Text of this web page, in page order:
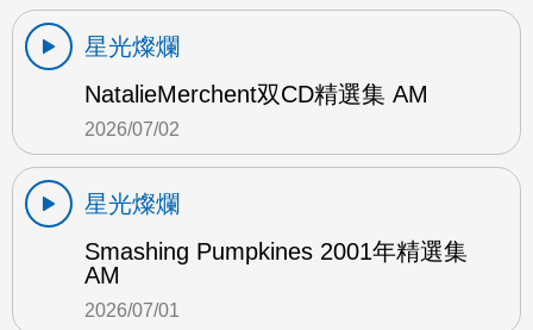
星光燦爛
NatalieMerchent双CD精選集 AM
2026/07/02
星光燦爛
Smashing Pumpkines 2001年精選集
AM
2026/07/01